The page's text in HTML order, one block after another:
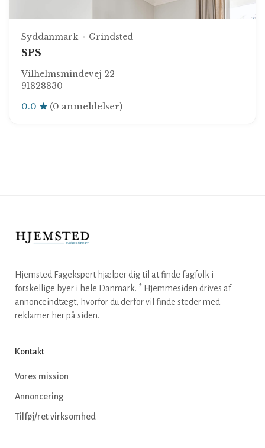
Syddanmark Grindsted
SPS
Vilhelmsmindevej 22
91828830
0.0 (0 anmeldelser)
Hjemsted Fagekspert hjælper dig til at finde fagfolk i
forskellige byer i hele Danmark. * Hjemmesiden drives af
annonceindtægt, hvorfor du derfor vil finde steder med
reklamer her på siden.
Kontakt
Vores mission
Annoncering
Tilføj/ret virksomhed